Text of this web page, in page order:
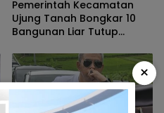
Pemerintah Kecamatan
Ujung Tanah Bongkar 10
Bangunan Liar Tutup
Barukang Selatan
×